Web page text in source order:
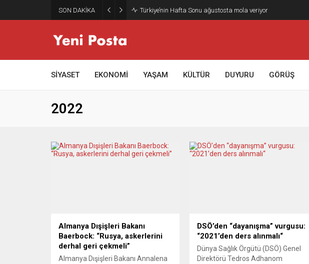
SON DAKİKA Türkiye’nin Hafta Sonu ağustosta mola veriyor
SİYASET EKONOMİ YAŞAM KÜLTÜR DUYURU GÖRÜŞ
2022
Almanya Dışişleri Bakanı
Baerbock: “Rusya, askerlerini
derhal geri çekmeli”
Almanya Dışişleri Bakanı Annalena
DSÖ’den “dayanışma” vurgusu:
“2021’den ders alınmalı“
Dünya Sağlık Örgütü (DSÖ) Genel
Direktörü Tedros Adhanom